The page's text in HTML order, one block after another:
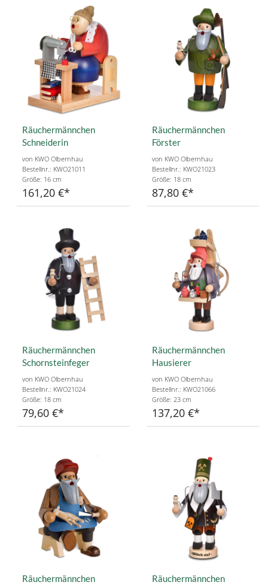
Räuchermännchen
Schneiderin
von KWO Olbernhau
Bestellnr.: KWO21011
Größe: 16 cm
161,20 €
Räuchermännchen
Förster
von KWO Olbernhau
Bestellnr.: KWO21023
Größe: 18 cm
87,80 €
Räuchermännchen
Schornsteinfeger
von KWO Olbernhau
Bestellnr.: KWO21024
Größe: 18 cm
79,60 €
Räuchermännchen
Hausierer
von KWO Olbernhau
Bestellnr.: KWO21066
Größe: 23 cm
137,20 €
Räuchermännchen
Räuchermännchen